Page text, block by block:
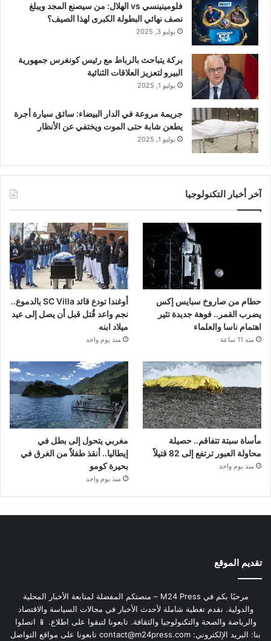
فلومينينسي vs الهلال: من سيصنع المجد ويبلغ
نصف نهائي البطولة الكبرى لهذا الصيف؟
يوليو 3, 2025
بركة يتباحث بالرباط مع رئيس كونغرس جمهورية
البيرو لتعزيز العلاقات الثنائية
يوليو 1, 2025
جريمة مروعة في الدار البيضاء: سائق سيارة أجرة
يطعن شابة حتى الموت ويختفي عن الأنظار
يوليو 1, 2025
آخر أخبار التكنولوجيا
حطام من صاروخ سبايس إكس
يضرب القمر.. فوهة جديدة تثير
اهتمام ناسا والعلماء
منذ 11 ساعة
أوغندا تودع قائد SC Villa بالدموع..
نجم واعد قُتل قبل أن يصل إلى عيد
ميلاد ابنه
منذ يوم واحد
مأساة سبتة تتفاقم.. حصيلة
محاولة العبور ترتفع إلى 82 قتيلاً
منذ يوم واحد
مغربي يتحول إلى بطل في
إيطاليا.. أنقذ طفلاً من الغرق في
بحيرة كومو
منذ يوم واحد
تقديم الموقع
مرحبًا بكم في M24 Press – منصتكم المفضلة لمتابعة الأخبار المحلية
والدولية. نقدم تغطية شاملة لأحدث الأخبار في مجالات السياسة والاقتصاد
والرياضة والصحة والتكنولوجيا والثقافة. تابعونا لتبقوا على اطلاع. 📱 اتصلوا
بنا: البريد الإلكتروني: contact@m24press.com تابعونا على مواقع التواصل